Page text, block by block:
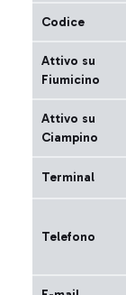
Codice
Attivo su
Fiumicino
Attivo su
Ciampino
Terminal
Telefono